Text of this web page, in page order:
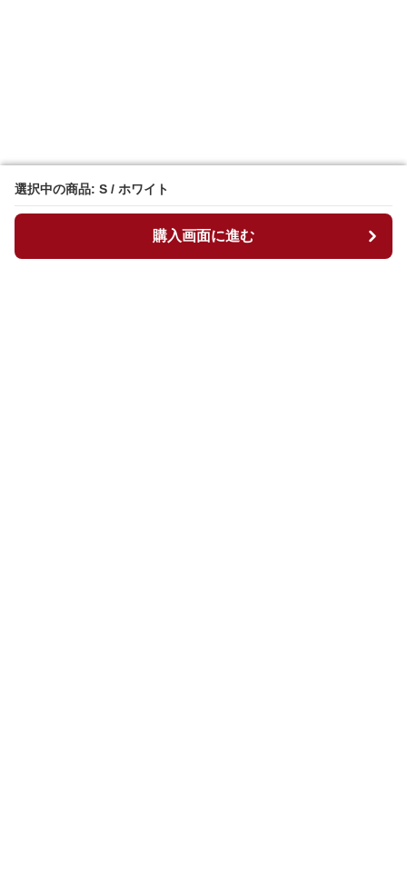
選択中の商品: S / ホワイト
購入画面に進む
選択中の商品: S / ホワイト
購入画面に進む